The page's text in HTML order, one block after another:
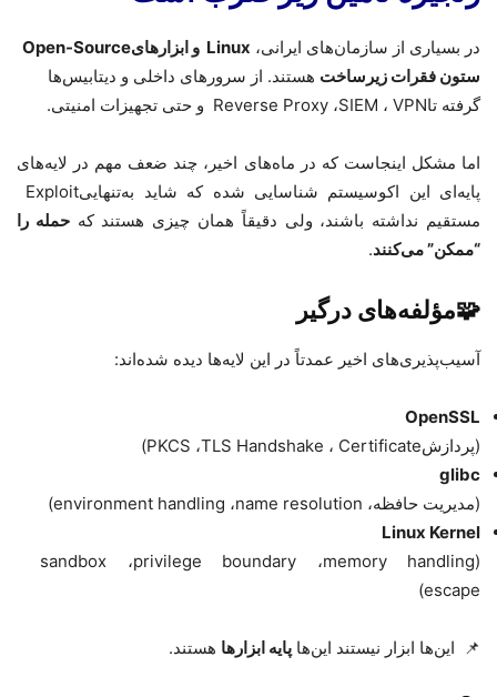
در بسیاری از سازمان‌های ایرانی، Linux و ابزارهایOpen-Source
ستون فقرات زیرساخت هستند. از سرورهای داخلی و دیتابیس‌ها
گرفته تاVPN ، SIEM، Reverse Proxy و حتی تجهیزات امنیتی.
اما مشکل اینجاست که در ماه‌های اخیر، چند ضعف مهم در لایه‌های
پایه‌ای این اکوسیستم شناسایی شده که شاید به‌تنهاییExploit
مستقیم نداشته باشند، ولی دقیقاً همان چیزی هستند کهحمله را
“ممکن” می‌کنند.
🧩مؤلفه‌های درگیر
آسیب‌پذیری‌های اخیر عمدتاً در این لایه‌ها دیده شده‌اند:
OpenSSL
(پردازشCertificate ، TLS Handshake، PKCS
)
glibc
(مدیریت حافظه، name resolution، environment handling
)
Linux Kernel
(
memory handling، privilege boundary، sandbox
escape
)
📌 این‌ها ابزار نیستند این‌ها پایه ابزارها هستند.